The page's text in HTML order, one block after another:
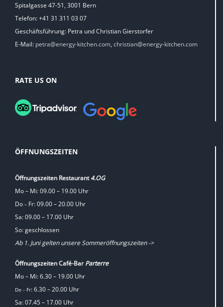
Spitalgasse 47-51, 3001 Bern
Telefon: +41 31 311 03 07
Geschäftsführung: Petra und Christian Gierstorfer
E-Mail: petra@energy-kitchen.com, christian@energy-kitchen.com
RATE US ON
ÖFFNUNGSZEITEN
Öffnungszeiten Restaurant4.OG
Mo – Mi: 09.00 – 19.00 Uhr
Do – Fr: 09.00 – 20.00 Uhr
Sa: 09.00 – 17.00 Uhr
So: geschlossen
Ab 1. Juni gelten unsere Sommeröffnungszeiten ->
Öffnungszeiten Café-BarParterre
Mo – Mi: 6.30 – 19.00 Uhr
Do – Fr: 6.30 – 20.00 Uhr
Sa: 07.45 – 17.00 Uhr